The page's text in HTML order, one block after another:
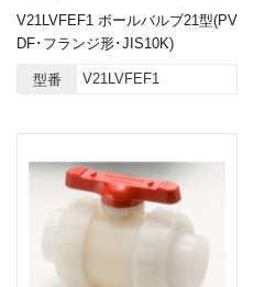
V21LVFEF1 ボールバルブ21型(PV
DF･フランジ形･JIS10K)
型番 V21LVFEF1